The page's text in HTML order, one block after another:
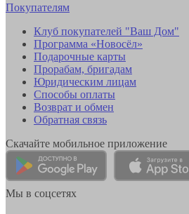
Покупателям
Клуб покупателей "Ваш Дом"
Программа «Новосёл»
Подарочные карты
Прорабам, бригадам
Юридическим лицам
Способы оплаты
Возврат и обмен
Обратная связь
Скачайте мобильное приложение
Мы в соцсетях